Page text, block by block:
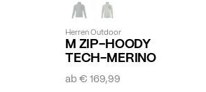
Herren Outdoor
M ZIP-HOODY
TECH-MERINO
ab€ 169,99